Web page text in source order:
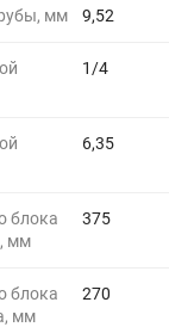
мм 9,52
1/4
6,35
блока
мм
375
блока
мм
270